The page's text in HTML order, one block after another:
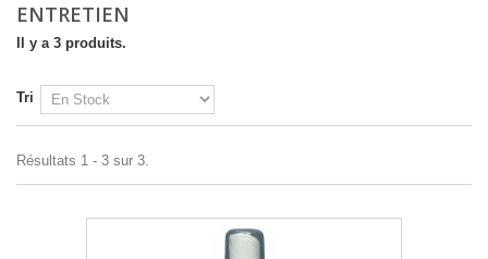
ENTRETIEN
Il y a 3 produits.
Tri
Résultats 1 - 3 sur 3.